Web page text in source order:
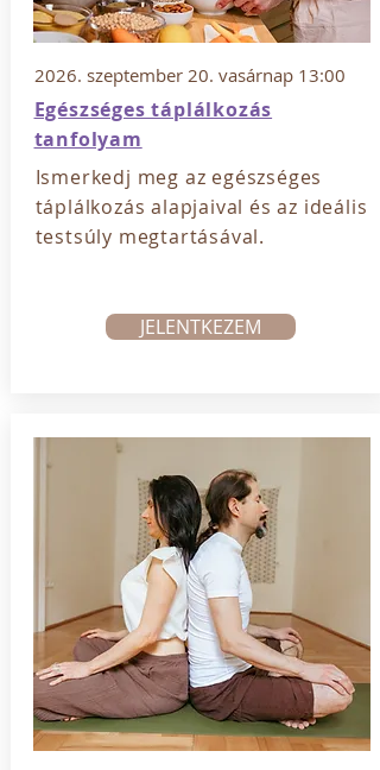
2026. szeptember 20. vasárnap 13:00
Egészséges táplálkozás
tanfolyam
Ismerkedj meg az egészséges
táplálkozás alapjaival és az ideális
testsúly megtartásával.
JELENTKEZEM